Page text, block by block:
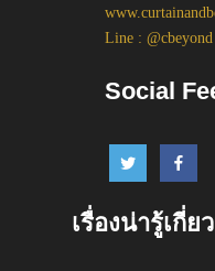
Line : @cbeyond
Social
เรื่องน่ารู้เกี่